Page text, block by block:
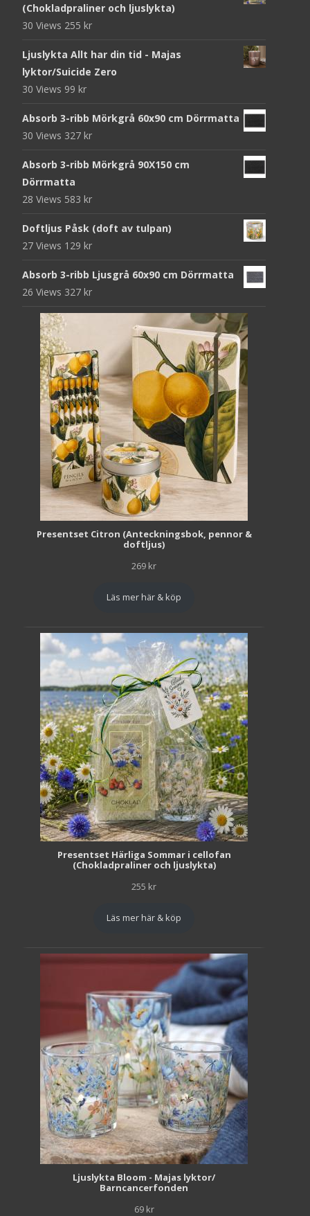
(Chokladpraliner och ljuslykta)
30 Views 255 kr
Ljuslykta Allt har din tid - Majas
lyktor/Suicide Zero
30 Views 99 kr
Absorb 3-ribb Mörkgrå 60x90 cm Dörrmatta
30 Views 327 kr
Absorb 3-ribb Mörkgrå 90X150 cm
Dörrmatta
28 Views 583 kr
Doftljus Påsk (doft av tulpan)
27 Views 129 kr
Absorb 3-ribb Ljusgrå 60x90 cm Dörrmatta
26 Views 327 kr
Presentset Citron (Anteckningsbok, pennor &
doftljus)
269 kr
Läs mer här & köp
Presentset Härliga Sommar i cellofan
(Chokladpraliner och ljuslykta)
255 kr
Läs mer här & köp
Ljuslykta Bloom - Majas lyktor/
Barncancerfonden
69 kr